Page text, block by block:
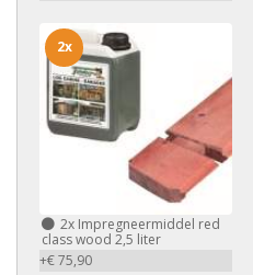
2x Impregneermiddel red
class wood 2,5 liter
+€ 75,90
2x